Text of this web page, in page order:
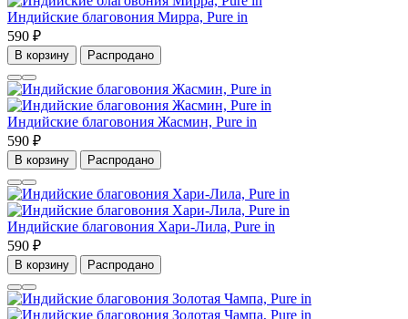
Индийские благовония Мирра, Pure in
590 ₽
В корзину Распродано
Индийские благовония Жасмин, Pure in
590 ₽
В корзину Распродано
Индийские благовония Хари-Лила, Pure in
590 ₽
В корзину Распродано